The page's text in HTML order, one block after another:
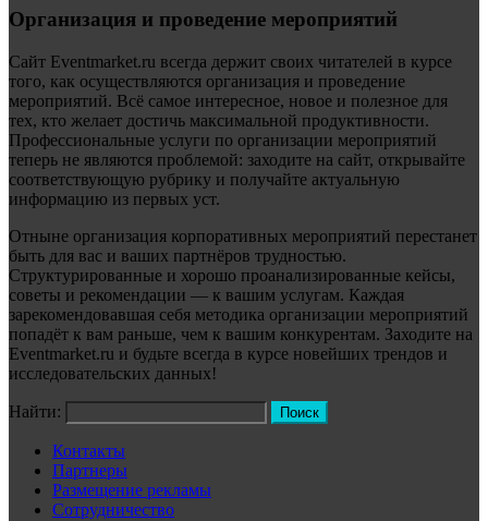
Организация и проведение мероприятий
Сайт Eventmarket.ru всегда держит своих читателей в курсе
того, как осуществляются организация и проведение
мероприятий. Всё самое интересное, новое и полезное для
тех, кто желает достичь максимальной продуктивности.
Профессиональные услуги по организации мероприятий
теперь не являются проблемой: заходите на сайт, открывайте
соответствующую рубрику и получайте актуальную
информацию из первых уст.
Отныне организация корпоративных мероприятий перестанет
быть для вас и ваших партнёров трудностью.
Структурированные и хорошо проанализированные кейсы,
советы и рекомендации — к вашим услугам. Каждая
зарекомендовавшая себя методика организации мероприятий
попадёт к вам раньше, чем к вашим конкурентам. Заходите на
Eventmarket.ru и будьте всегда в курсе новейших трендов и
исследовательских данных!
Найти:
Контакты
Партнеры
Размещение рекламы
Сотрудничество